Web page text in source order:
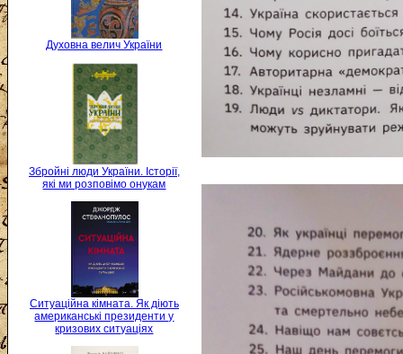
Духовна велич України
Збройні люди України. Історії,
які ми розповімо онукам
Ситуаційна кімната. Як діють
американські президенти у
кризових ситуаціях